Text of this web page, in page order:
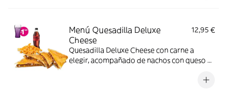
Menú Quesadilla Deluxe
Cheese
12,95 €
Quesadilla Deluxe Cheese con carne a
elegir, acompañado de nachos con queso o
muestra una Quesadilla Deluxe partida en 4